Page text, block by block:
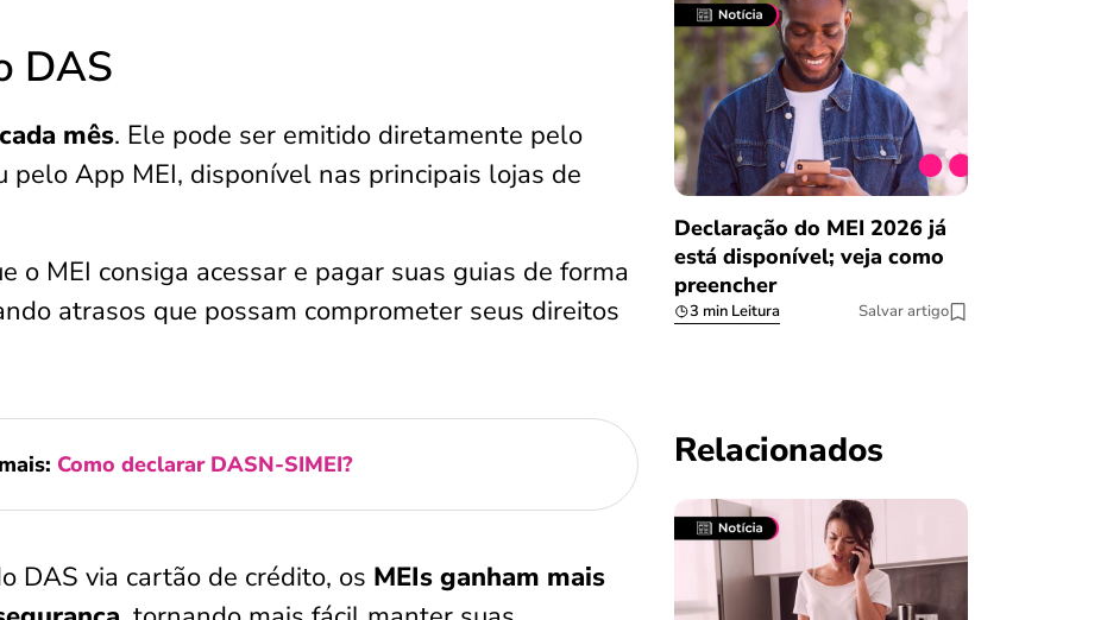
DAS
mês. Ele pode ser emitido diretamente pelo
App MEI, disponível nas principais lojas de
o MEI consiga acessar e pagar suas guias de forma
atrasos que possam comprometer seus direitos
Como declarar DASN-SIMEI?
DAS via cartão de crédito, os MEIs ganham mais
Declaração do MEI 2026 já
está disponível; veja como
preencher
3 min Leitura Salvar artigo
Relacionados